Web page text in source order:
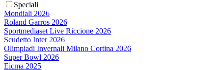
Speciali
Mondiali 2026
Roland Garros 2026
Sportmediaset Live Riccione 2026
Scudetto Inter 2026
Olimpiadi Invernali Milano Cortina 2026
Super Bowl 2026
Eicma 2025